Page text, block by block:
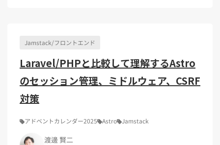
Jamstack/フロントエンド
Laravel/PHPと比較して理解するAstro
のセッション管理、ミドルウェア、CSRF
対策
アドベントカレンダー2025 Astro Jamstack
渡邊 賢二